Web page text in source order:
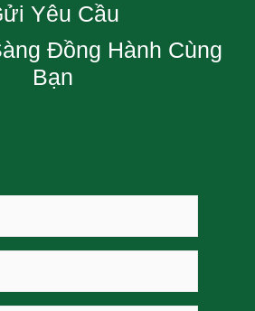
Yêu Cầu
Đồng Hành Cùng
Bạn